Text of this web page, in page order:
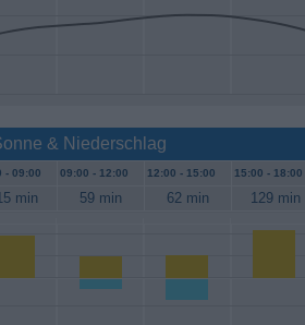
& Niederschlag
- 09:00 09:00 - 12:00 12:00 - 15:00 15:00 - 18:00
min 59 min 62 min 129 min